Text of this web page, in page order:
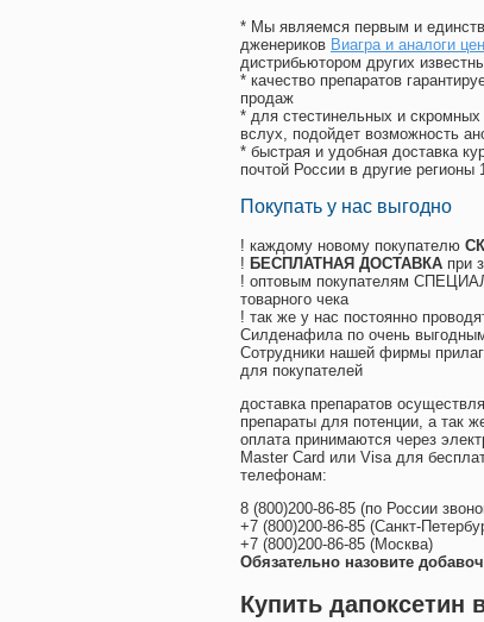
* Мы являемся первым и
дженериков Виагра и аналоги
дистрибьютором других
* качество препаратов
продаж
* для стестинельных и скромных
вслух, подойдет возможность
* быстрая и удобная доставка
почтой России в другие регионы
Покупать у нас выгодно
! каждому новому покупателю
! БЕСПЛАТНАЯ ДОСТАВКА при
! оптовым покупателям
товарного чека
! так же у нас постоянно
Силденафила по очень
Cотрудники нашей фирмы
для покупателей
доставка препаратов
препараты для потенции, а так
оплата принимаются через
Master Card или Visa для
телефонам:
8 (800)200-86-85 (по России
+7 (800)200-86-85 (Санкт-
+7 (800)200-86-85 (Москва)
Обязательно назовите
Купить дапоксетин